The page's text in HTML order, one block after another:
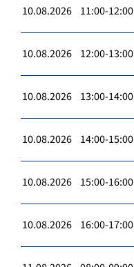
10.08.2026 11:00-12:00
10.08.2026 12:00-13:00
10.08.2026 13:00-14:00
10.08.2026 14:00-15:00
10.08.2026 15:00-16:00
10.08.2026 16:00-17:00